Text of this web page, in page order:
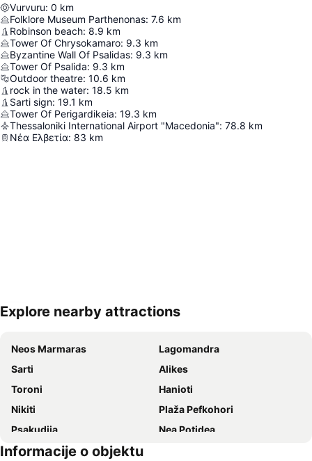
Vurvuru: 0 km
Folklore Museum Parthenonas: 7.6 km
Robinson beach: 8.9 km
Tower Of Chrysokamaro: 9.3 km
Byzantine Wall Of Psalidas: 9.3 km
Tower Of Psalida: 9.3 km
Outdoor theatre: 10.6 km
rock in the water: 18.5 km
Sarti sign: 19.1 km
Tower Of Perigardikeia: 19.3 km
Thessaloniki International Airport "Macedonia": 78.8 km
Νέα Ελβετία: 83 km
Explore nearby attractions
Neos Marmaras
Lagomandra
Sarti
Alikes
Toroni
Hanioti
Nikiti
Plaža Pefkohori
Psakudija
Nea Potidea
Karidi plaža
Informacije o objektu